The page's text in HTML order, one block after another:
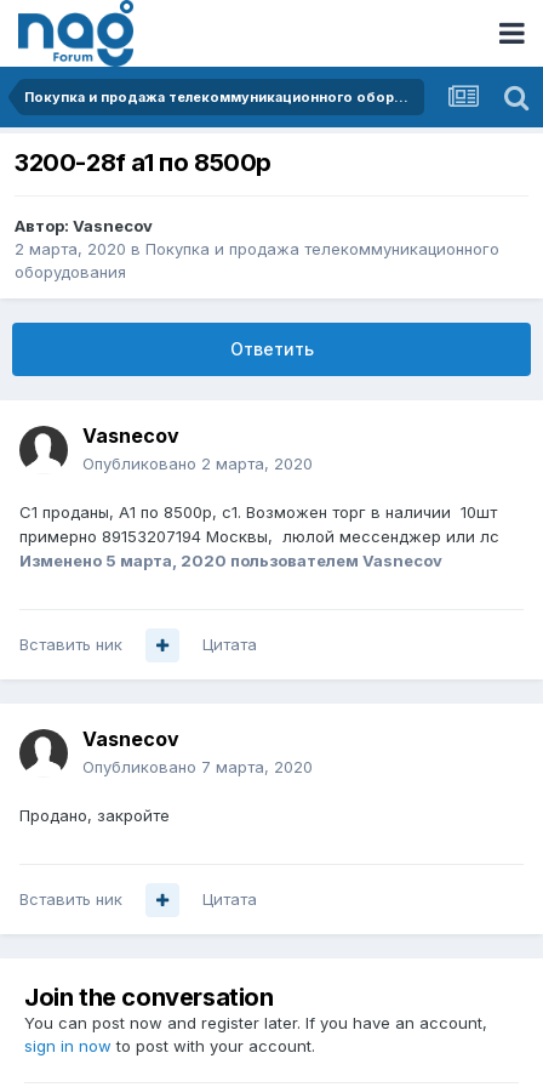
Покупка и продажа телекоммуникационного оборудования
3200-28f a1 по 8500р
Автор: Vasnecov
2 марта, 2020 в Покупка и продажа телекоммуникационного
оборудования
Ответить
Vasnecov
Опубликовано 2 марта, 2020
С1 проданы, А1 по 8500р, с1. Возможен торг в наличии 10шт
примерно 89153207194 Москвы, люлой мессенджер или лс
Изменено 5 марта, 2020 пользователем Vasnecov
Вставить ник Цитата
Vasnecov
Опубликовано 7 марта, 2020
Продано, закройте
Вставить ник Цитата
Join the conversation
You can post now and register later. If you have an account,
sign in now to post with your account.